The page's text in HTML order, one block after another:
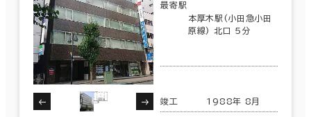
最寄駅
本厚木駅(小田急小田
原線) 北口 5分
竣工 1988年 8月